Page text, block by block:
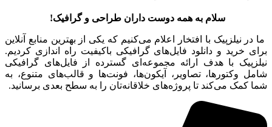
سلام به همه دوست داران طراحی و گرافیک!
ما در نیلزپیک با افتخار اعلام می‌کنیم که یکی از بهترین منابع آنلاین
برای خرید و دانلود فایل‌های گرافیکی باکیفیت راه اندازی کردیم.
نیلزپیک با هدف ارائه مجموعه‌ای گسترده از فایل‌های گرافیکی
شامل وکتورها، تصاویر، آیکون‌ها، فونت‌ها و قالب‌های متنوع، به
شما کمک می‌کند تا پروژه‌های خلاقانه‌تان را به سطح بعدی برسانید.